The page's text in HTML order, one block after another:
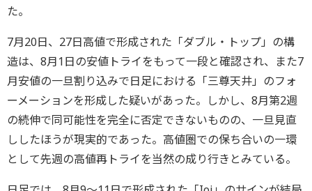
た。
7月20日、27日高値で形成された「ダブル・トップ」の構
造は、8月1日の安値トライをもって一段と確認され、また7
月安値の一旦割り込みで日足における「三尊天井」のフォ
ーメーションを形成した疑いがあった。しかし、8月第2週
の続伸で同可能性を完全に否定できないものの、一旦見直
ししたほうが現実的であった。高値圏での保ち合いの一環
として先週の高値再トライを当然の成り行きとみている。